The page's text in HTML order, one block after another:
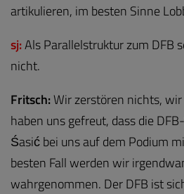
artikulieren, im besten Sinne
sj:Als Parallelstruktur zum DFB
nicht.
Fritsch:Wir zerstören nichts,
haben uns gefreut, dass die
Śasić bei uns auf dem Podium
besten Fall werden wir
wahrgenommen. Der DFB ist